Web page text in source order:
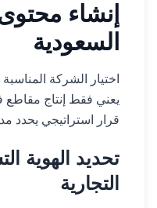
إنشاء
السعودية
اختيار الشركة
يعني فقط إنتاج مقاطع
قرار استراتيجي يحدد
تحديد الهوية
التجارية